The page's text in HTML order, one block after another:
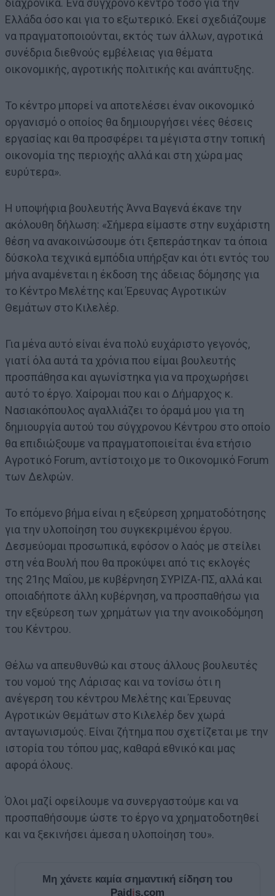
διαχρονικά. Ένα σύγχρονο κέντρο τόσο για την
Ελλάδα όσο και για το εξωτερικό. Εκεί σχεδιάζουμε
να πραγματοποιούνται, εκτός των άλλων, αγροτικά
συνέδρια διεθνούς εμβέλειας για θέματα
οικονομικής, αγροτικής πολιτικής και ανάπτυξης.
Το κέντρο μπορεί να αποτελέσει έναν οικονομικό
οργανισμό ο οποίος θα δημιουργήσει νέες θέσεις
εργασίας και θα προσφέρει τα μέγιστα στην τοπική
οικονομία της περιοχής αλλά και στη χώρα μας
ευρύτερα».
Η υποψήφια βουλευτής Άννα Βαγενά έκανε την
ακόλουθη δήλωση: «Σήμερα είμαστε στην ευχάριστη
θέση να ανακοινώσουμε ότι ξεπεράστηκαν τα όποια
δύσκολα τεχνικά εμπόδια υπήρξαν και ότι εντός του
μήνα αναμένεται η έκδοση της άδειας δόμησης για
το Κέντρο Μελέτης και Έρευνας Αγροτικών
Θεμάτων στο Κιλελέρ.
Για μένα αυτό είναι ένα πολύ ευχάριστο γεγονός,
γιατί όλα αυτά τα χρόνια που είμαι βουλευτής
προσπάθησα και αγωνίστηκα για να προχωρήσει
αυτό το έργο. Χαίρομαι που και ο Δήμαρχος κ.
Νασιακόπουλος αγαλλιάζει το όραμά μου για τη
δημιουργία αυτού του σύγχρονου Κέντρου στο οποίο
θα επιδιώξουμε να πραγματοποιείται ένα ετήσιο
Αγροτικό Forum, αντίστοιχο με το Οικονομικό Forum
των Δελφών.
Το επόμενο βήμα είναι η εξεύρεση χρηματοδότησης
για την υλοποίηση του συγκεκριμένου έργου.
Δεσμεύομαι προσωπικά, εφόσον ο λαός με στείλει
στη νέα Βουλή που θα προκύψει από τις εκλογές
της 21ης Μαΐου, με κυβέρνηση ΣΥΡΙΖΑ-ΠΣ, αλλά και
οποιαδήποτε άλλη κυβέρνηση, να προσπαθήσω για
την εξεύρεση των χρημάτων για την ανοικοδόμηση
του Κέντρου.
Θέλω να απευθυνθώ και στους άλλους βουλευτές
του νομού της Λάρισας και να τονίσω ότι η
ανέγερση του κέντρου Μελέτης και Έρευνας
Αγροτικών Θεμάτων στο Κιλελέρ δεν χωρά
ανταγωνισμούς. Είναι ζήτημα που σχετίζεται με την
ιστορία του τόπου μας, καθαρά εθνικό και μας
αφορά όλους.
Όλοι μαζί οφείλουμε να συνεργαστούμε και να
προσπαθήσουμε ώστε το έργο να χρηματοδοτηθεί
και να ξεκινήσει άμεσα η υλοποίηση του».
Μη χάνετε καμία σημαντική είδηση του
Paidis.com